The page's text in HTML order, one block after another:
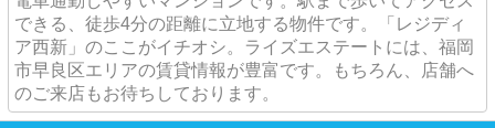
できる、徒歩4分の距離に立地する物件です。「レジディ
ア西新」のここがイチオシ。ライズエステートには、福岡
市早良区エリアの賃貸情報が豊富です。もちろん、店舗へ
のご来店もお待ちしております。